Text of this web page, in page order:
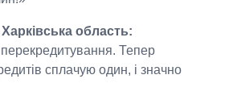
Харківська область:
Тепер
сплачую один, і значно